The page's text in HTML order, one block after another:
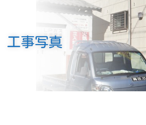
工事写真